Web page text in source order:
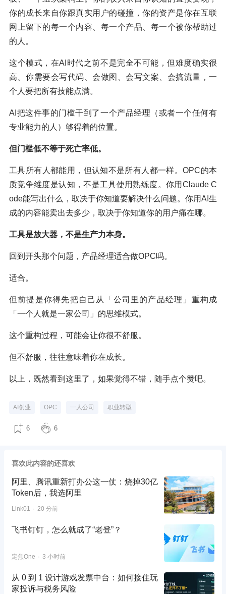
你的成长来自你跟真实用户的碰撞，你的资产是你在互联
网上留下的每一个内容、每一个产品、每一个被你帮助过
的人。
这个模式，在AI时代之前不是完全不可能，但难度确实很
高。你需要会写代码、会做图、会写文案、会搞流量，一
个人要把所有技能点满。
AI把这件事的门槛干到了一个产品经理（或者一个任何有
专业能力的人）够得着的位置。
但门槛低不等于死亡率低。
工具所有人都能用，但认知不是所有人都一样。OPC的本
质竞争维度是认知，不是工具使用熟练度。你用Claude C
ode能写出什么，取决于你知道要解决什么问题。你用AI生
成的内容能卖出去多少，取决于你知道你的用户痛在哪。
工具是放大器，不是生产力本身。
回到开头那个问题，产品经理适合做OPC吗。
适合。
但前提是你得先把自己从「公司里的产品经理」重构成
「一个人就是一家公司」的思维模式。
这个重构过程，可能会让你很不舒服。
但不舒服，往往意味着你在成长。
以上，既然看到这里了，如果觉得不错，随手点个赞吧。
AI创业 OPC 一人公司 职业转型
6 6
喜欢此内容的还喜欢
阿里、腾讯重新打办公这一仗：烧掉30亿
Token后，我选阿里
Link01 20 分前
飞书钉钉，怎么就成了“老登”？
定焦One 3 小时前
从 0 到 1 设计游戏发票中台：如何接住玩
家投诉与税务风险